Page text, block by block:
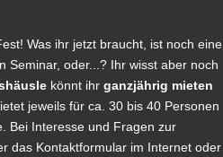
Was ihr jetzt braucht, ist noch eine
Seminar, oder...? Ihr wisst aber noch
könnt ihr ganzjährig mieten
jeweils für ca. 30 bis 40 Personen
Bei Interesse und Fragen zur
das Kontaktformular im Internet oder